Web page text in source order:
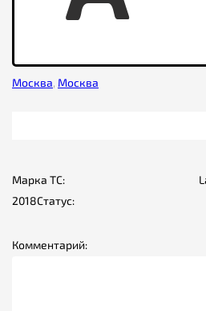
Москва, Москва
Марка ТС:
2018Статус:
Комментарий: